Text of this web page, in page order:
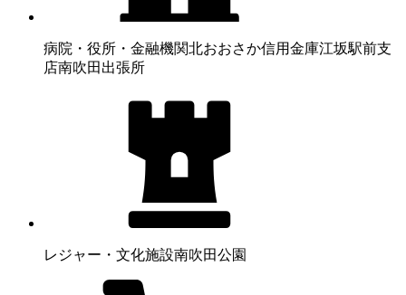
病院・役所・金融機関北おおさか信用金庫江坂駅前支
店南吹田出張所
レジャー・文化施設南吹田公園